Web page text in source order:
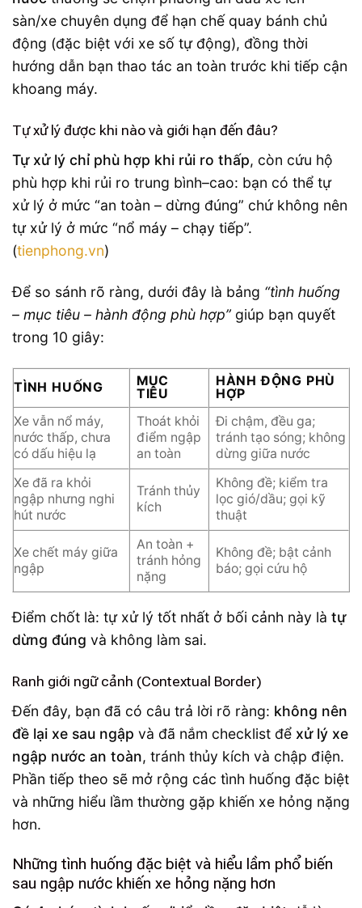
sàn/xe chuyên dụng để hạn chế quay bánh chủ
động (đặc biệt với xe số tự động), đồng thời
hướng dẫn bạn thao tác an toàn trước khi tiếp cận
khoang máy.
Tự xử lý được khi nào và giới hạn đến đâu?
Tự xử lý chỉ phù hợp khi rủi ro thấp, còn cứu hộ
phù hợp khi rủi ro trung bình–cao: bạn có thể tự
xử lý ở mức “an toàn – dừng đúng” chứ không nên
tự xử lý ở mức “nổ máy – chạy tiếp”.
(tienphong.vn)
Để so sánh rõ ràng, dưới đây là bảng “tình huống
– mục tiêu – hành động phù hợp” giúp bạn quyết
trong 10 giây:
TÌNH HUỐNG
MỤC
TIÊU
HÀNH ĐỘNG PHÙ
HỢP
Xe vẫn nổ máy,
nước thấp, chưa
có dấu hiệu lạ
Thoát khỏi
điểm ngập
an toàn
Đi chậm, đều ga;
tránh tạo sóng; không
dừng giữa nước
Xe đã ra khỏi
ngập nhưng nghi
hút nước
Tránh thủy
kích
Không đề; kiểm tra
lọc gió/dầu; gọi kỹ
thuật
Xe chết máy giữa
ngập
An toàn +
tránh hỏng
nặng
Không đề; bật cảnh
báo; gọi cứu hộ
Điểm chốt là: tự xử lý tốt nhất ở bối cảnh này là tự
dừng đúng và không làm sai.
Ranh giới ngữ cảnh (Contextual Border)
Đến đây, bạn đã có câu trả lời rõ ràng: không nên
đề lại xe sau ngập và đã nắm checklist để xử lý xe
ngập nước an toàn, tránh thủy kích và chập điện.
Phần tiếp theo sẽ mở rộng các tình huống đặc biệt
và những hiểu lầm thường gặp khiến xe hỏng nặng
hơn.
Những tình huống đặc biệt và hiểu lầm phổ biến
sau ngập nước khiến xe hỏng nặng hơn